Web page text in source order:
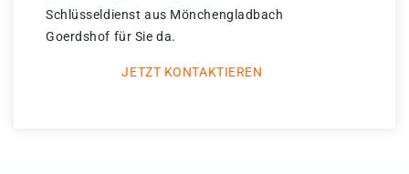
Schlüsseldienst aus Mönchengladbach
Goerdshof für Sie da.
JETZT KONTAKTIEREN